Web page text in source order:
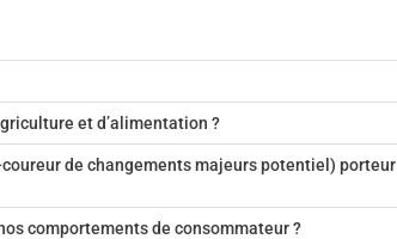
et d’alimentation ?
de changements majeurs potentiel) porteur
comportements de consommateur ?